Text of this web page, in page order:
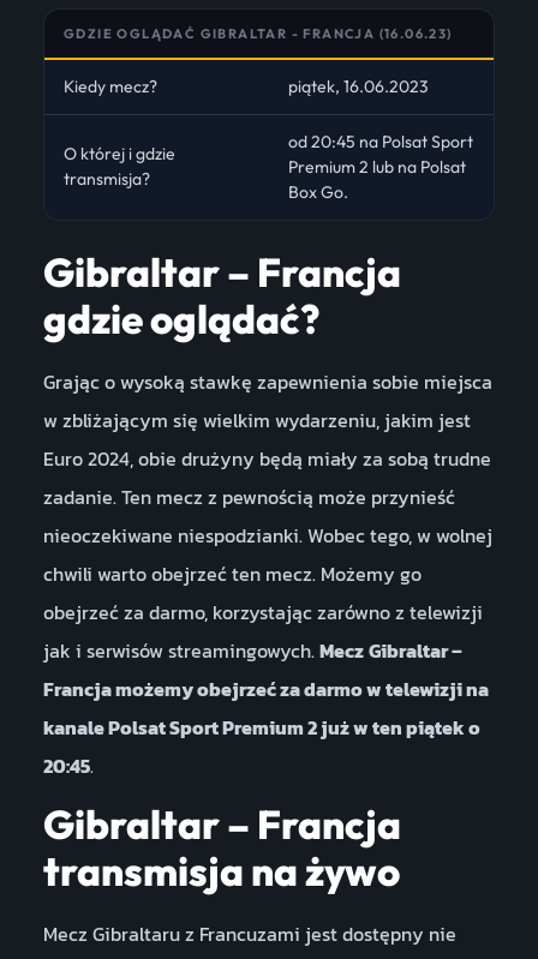
GDZIE OGLĄDAĆ GIBRALTAR - FRANCJA (16.06.23)
Kiedy mecz? piątek, 16.06.2023
O której i gdzie
transmisja?
od 20:45 na Polsat Sport
Premium 2 lub na Polsat
Box Go.
Gibraltar – Francja
gdzie oglądać?
Grając o wysoką stawkę zapewnienia sobie miejsca
w zbliżającym się wielkim wydarzeniu, jakim jest
Euro 2024, obie drużyny będą miały za sobą trudne
zadanie. Ten mecz z pewnością może przynieść
nieoczekiwane niespodzianki. Wobec tego, w wolnej
chwili warto obejrzeć ten mecz. Możemy go
obejrzeć za darmo, korzystając zarówno z telewizji
jak i serwisów streamingowych.MeczGibraltar –
Francja możemy obejrzeć za darmo w telewizji na
kanale Polsat Sport Premium 2 już w ten piątek o
20:45.
Gibraltar – Francja
transmisja na żywo
Mecz Gibraltaru z Francuzami jest dostępny nie